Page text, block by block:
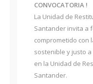
CONVOCATORIA !
La Unidad de
Santander invita a
comprometido con
sostenible y justo
en la Unidad de
Santander.